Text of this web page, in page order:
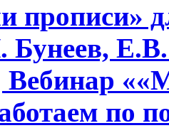
прописи»
Бунеев,
Вебинар
по